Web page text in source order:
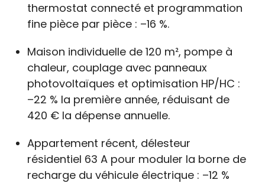
thermostat connecté et programmation
fine pièce par pièce : –16 %.
Maison individuelle de 120 m², pompe à
chaleur, couplage avec panneaux
photovoltaïques et optimisation HP/HC :
–22 % la première année, réduisant de
420 € la dépense annuelle.
Appartement récent, délesteur
résidentiel 63 A pour moduler la borne de
recharge du véhicule électrique : –12 %